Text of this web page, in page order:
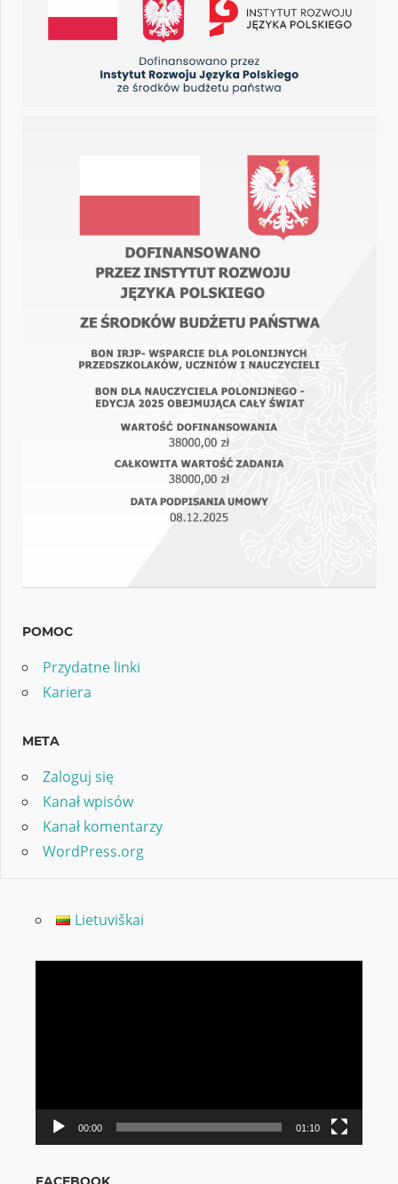
POMOC
Przydatne linki
Kariera
META
Zaloguj się
Kanał wpisów
Kanał komentarzy
WordPress.org
Lietuviškai
00:00 01:10